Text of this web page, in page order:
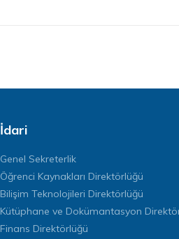
İdari
Genel Sekreterlik
Öğrenci Kaynakları Direktörlüğü
Bilişim Teknolojileri Direktörlüğü
Kütüphane ve Dokümantasyon
Finans Direktörlüğü